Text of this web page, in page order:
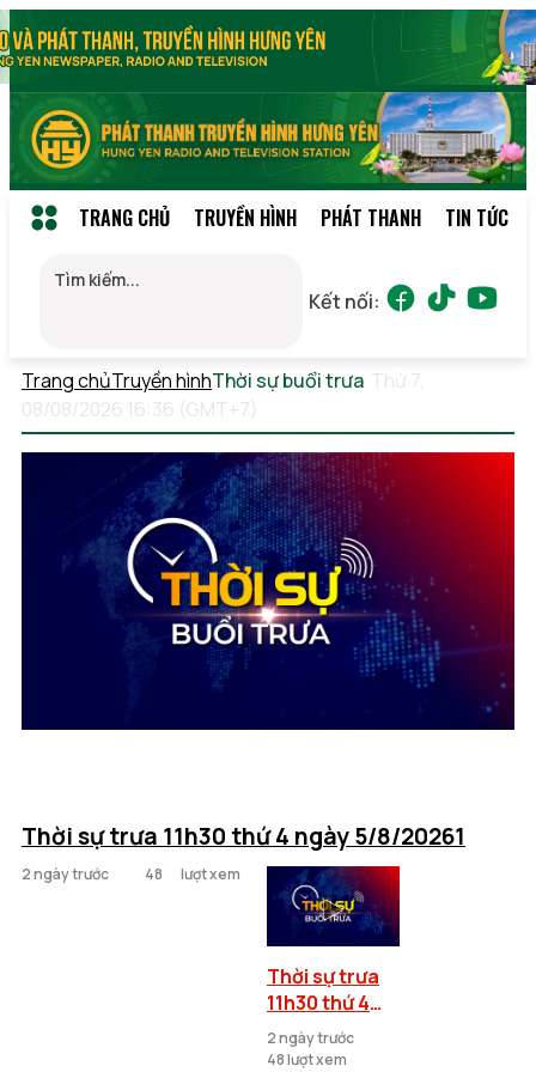
TRANG CHỦ TRUYỀN HÌNH PHÁT THANH TIN TỨC
Kết nối:
Trang chủTruyền hìnhThời sự buổi trưa Thứ 7,
08/08/2026 16:36 (GMT+7)
Thời sự trưa 11h30 thứ 4 ngày 5/8/20261
2 ngày trước 48 lượt xem
Thời sự trưa
11h30 thứ 4
ngày
5/8/2026
2 ngày trước
48 lượt xem